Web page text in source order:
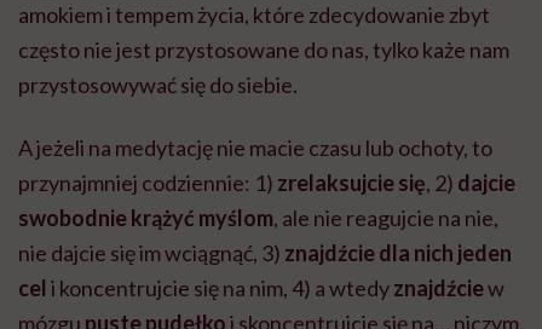
amokiem i tempem życia, które zdecydowanie zbyt
często nie jest przystosowane do nas, tylko każe nam
przystosowywać się do siebie.
A jeżeli na medytację nie macie czasu lub ochoty, to
przynajmniej codziennie: 1) zrelaksujcie się, 2) dajcie
swobodnie krążyć myślom, ale nie reagujcie na nie,
nie dajcie się im wciągnąć, 3) znajdźcie dla nich jeden
cel i koncentrujcie się na nim, 4) a wtedyznajdźciew
mózgu puste pudełkoi skoncentrujcie się na… niczym.